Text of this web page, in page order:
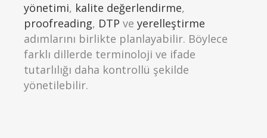
yönetimi, kalite değerlendirme,
proofreading, DTP ve yerelleştirme
adımlarını birlikte planlayabilir. Böylece
farklı dillerde terminoloji ve ifade
tutarlılığı daha kontrollü şekilde
yönetilebilir.